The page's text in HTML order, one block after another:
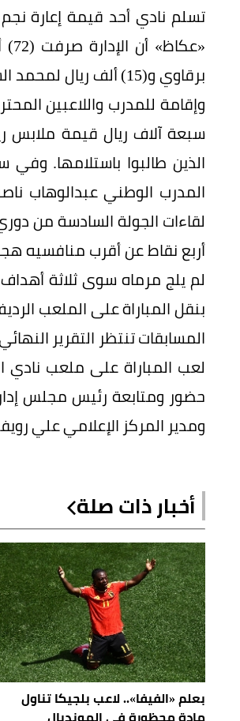
وإقامة للمدرب واللاعبين
سبعة آلاف ريال قيمة ملابس
الذين طالبوا باستلامها. وفي
المدرب الوطني عبدالوهاب
لم يلج مرماه سوى ثلاثة
بنقل المباراة على الملعب
المسابقات تنتظر التقرير
لعب المباراة على ملعب نادي
حضور ومتابعة رئيس مجلس
ومدير المركز الإعلامي علي
أخبار ذات صلة
بعلم «الفيفا».. لاعب بلجيكا تناول